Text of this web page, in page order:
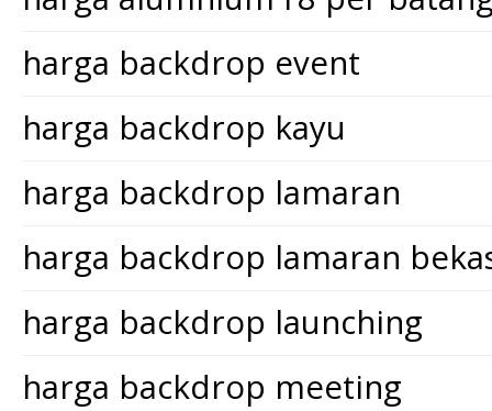
harga backdrop event
harga backdrop kayu
harga backdrop lamaran
harga backdrop lamaran
harga backdrop launching
harga backdrop meeting